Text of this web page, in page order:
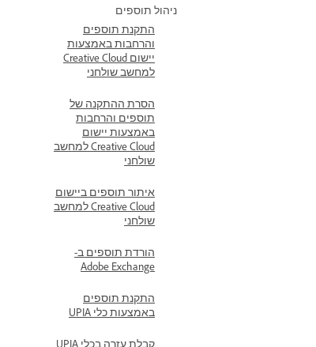
ניהול תוספים
התקנת תוספים
והרחבות באמצעות
יישום Creative Cloud
למחשב שולחני
הסרת ההתקנה של
תוספים והרחבות
באמצעות יישום
Creative Cloud למחשב
שולחני
איתור תוספים ביישום
Creative Cloud למחשב
שולחני
הורדת תוספים ב-
Adobe Exchange
התקנת תוספים
באמצעות כלי UPIA
קבלת עזרה בכלי UPIA